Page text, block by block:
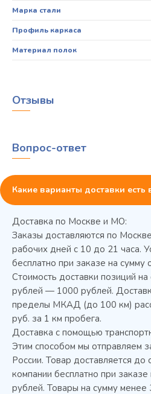
Марка стали
Профиль каркаса
Материал полок
Колода
Отзывы
Вопрос-ответ
Какие варианты доставки
Доставка по Москве и МО:
Заказы доставляются по
рабочих дней с 10 до 21 часа.
бесплатно при заказе на сумму
Стоимость доставки позиций
рублей — 1000 рублей.
пределы МКАД (до 100 км)
руб. за 1 км пробега.
Доставка с помощью
Этим способом мы отправляем
России. Товар доставляется до
компании бесплатно при
рублей. Товары на сумму менее